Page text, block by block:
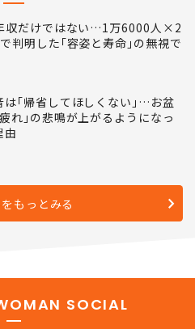
収だけではない…1万6000人×2
判明した｢容姿と寿命｣の無視で
は｢帰省してほしくない｣…お盆
れ｣の悲鳴が上がるようになっ
由
もっとみる
SOCIAL